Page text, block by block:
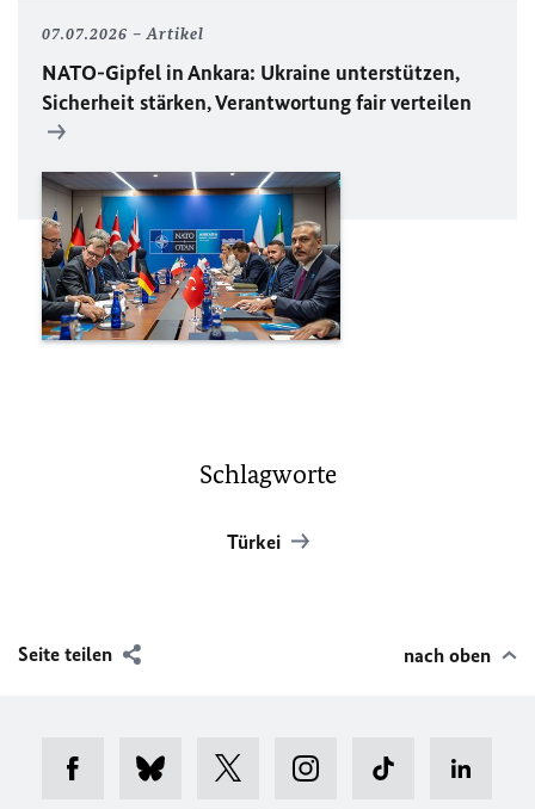
07.07.2026 Artikel
NATO-Gipfel in Ankara: Ukraine unterstützen,
Sicherheit stärken, Verantwortung fair verteilen
Schlagworte
Türkei
Seite teilen nach oben